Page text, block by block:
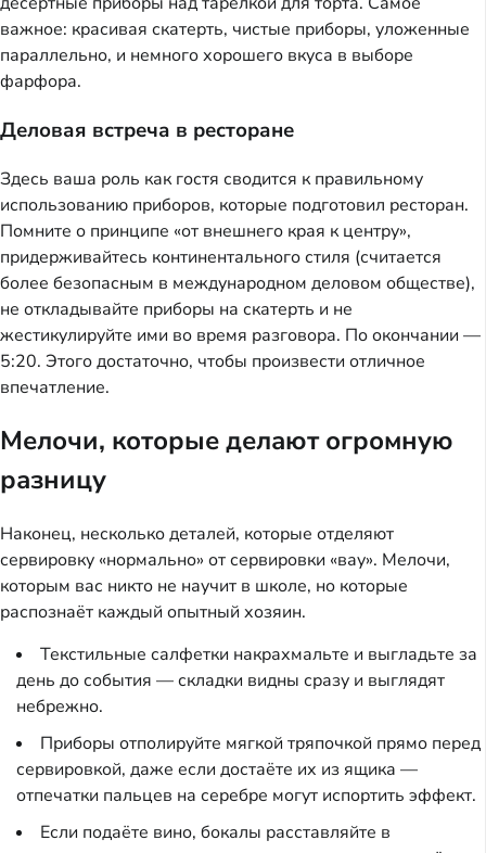
важное: красивая скатерть, чистые приборы, уложенные
параллельно, и немного хорошего вкуса в выборе
фарфора.
Деловая встреча в ресторане
Здесь ваша роль как гостя сводится к правильному
использованию приборов, которые подготовил ресторан.
Помните о принципе «от внешнего края к центру»,
придерживайтесь континентального стиля (считается
более безопасным в международном деловом обществе),
не откладывайте приборы на скатерть и не
жестикулируйте ими во время разговора. По окончании —
5:20. Этого достаточно, чтобы произвести отличное
впечатление.
Мелочи, которые делают огромную
разницу
Наконец, несколько деталей, которые отделяют
сервировку «нормально» от сервировки «вау». Мелочи,
которым вас никто не научит в школе, но которые
распознаёт каждый опытный хозяин.
Текстильные салфетки накрахмальте и выгладьте за
день до события — складки видны сразу и выглядят
небрежно.
Приборы отполируйте мягкой тряпочкой прямо перед
сервировкой, даже если достаёте их из ящика —
отпечатки пальцев на серебре могут испортить эффект.
Если подаёте вино, бокалы расставляйте в